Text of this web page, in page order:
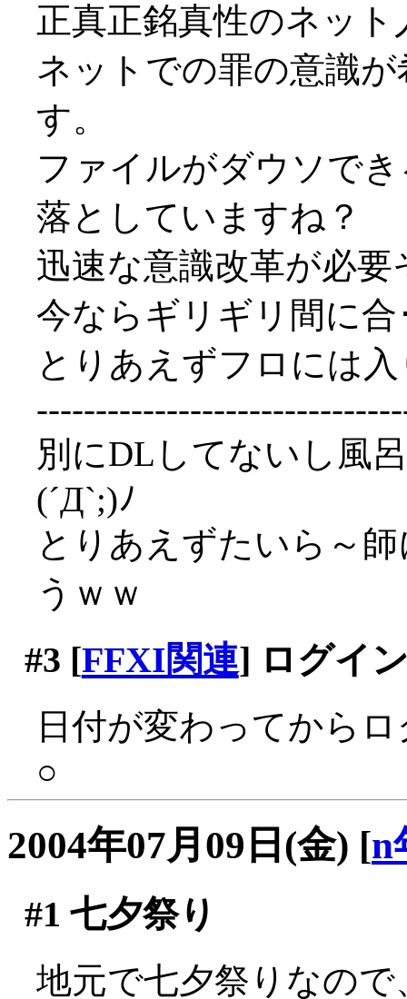
正真正銘真性のネット
ネットでの罪の意識
す。
ファイルがダウソで
落としていますね？
迅速な意識改革が必要
今ならギリギリ間に合
とりあえずフロには
別にDLしてないし風
(´Д`;)ﾉ
とりあえずたいら～
うｗｗ
#3 [FFXI関連] ログイ
日付が変わってから
○
2004年07月09日(金) [n
#1 七夕祭り
地元で七夕祭りなの